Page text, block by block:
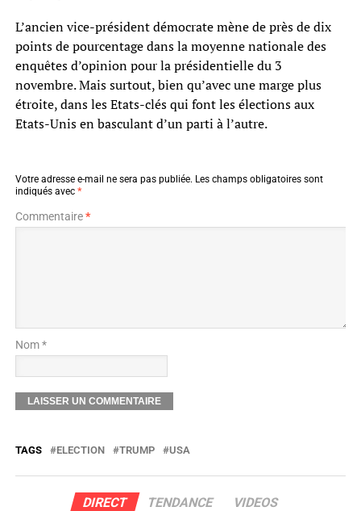
L’ancien vice-président démocrate mène de près de dix
points de pourcentage dans la moyenne nationale des
enquêtes d’opinion pour la présidentielle du 3
novembre. Mais surtout, bien qu’avec une marge plus
étroite, dans les Etats-clés qui font les élections aux
Etats-Unis en basculant d’un parti à l’autre.
Votre adresse e-mail ne sera pas publiée. Les champs obligatoires sont
indiqués avec *
Commentaire*
Nom *
TAGS ELECTION TRUMP USA
DIRECT TENDANCE VIDEOS